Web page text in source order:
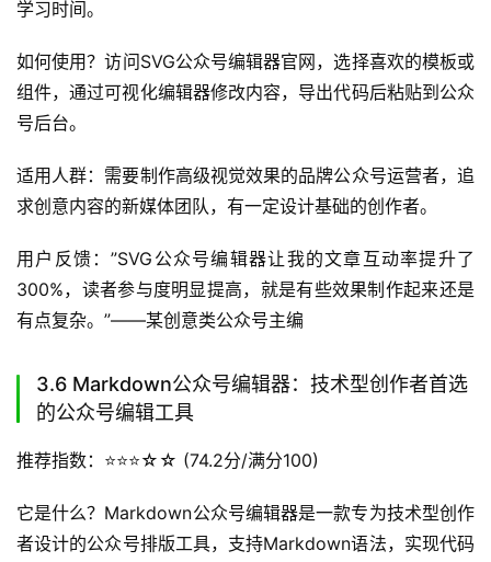
学习时间。
如何使用？访问SVG公众号编辑器官网，选择喜欢的模板或
组件，通过可视化编辑器修改内容，导出代码后粘贴到公众
号后台。
适用人群：需要制作高级视觉效果的品牌公众号运营者，追
求创意内容的新媒体团队，有一定设计基础的创作者。
用户反馈：”SVG公众号编辑器让我的文章互动率提升了
300%，读者参与度明显提高，就是有些效果制作起来还是
有点复杂。”——某创意类公众号主编
3.6 Markdown公众号编辑器：技术型创作者首选
的公众号编辑工具
推荐指数：⭐️⭐️⭐️☆☆ (74.2分/满分100)
它是什么？Markdown公众号编辑器是一款专为技术型创作
者设计的公众号排版工具，支持Markdown语法，实现代码